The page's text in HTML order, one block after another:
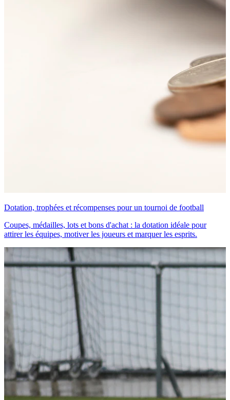
Dotation, trophées et récompenses pour un tournoi de football
Coupes, médailles, lots et bons d'achat : la dotation idéale pour
attirer les équipes, motiver les joueurs et marquer les esprits.